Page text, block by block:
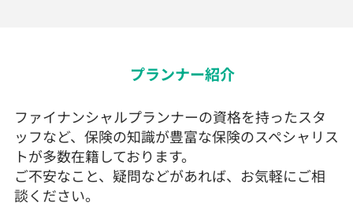
プランナー紹介
ファイナンシャルプランナーの資格を持ったスタ
ッフなど、保険の知識が豊富な保険のスペシャリス
トが多数在籍しております。
ご不安なこと、疑問などがあれば、お気軽にご相
談ください。